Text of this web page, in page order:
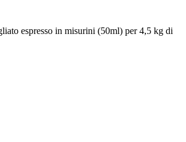
espresso in misurini (50ml) per 4,5 kg di